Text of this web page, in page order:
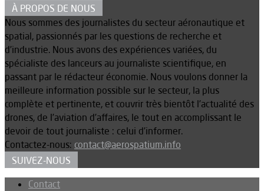
À PROPOS DE NOUS
Nous sommes des journalistes du secteur aéronautique et
spatial, passionnés par les questions de recherche et
d’industrie. Nous avons des expériences variées, du
spécialiste des lanceurs au journaliste scientifique, en
passant par le rédacteur économie. Nous voulons donner la
meilleure information possible sur le secteur, la plus
complète et pertinente, et couvrir très bientôt l’actualité des
drones, de l’aviation d’affaires, le tout en accomplissant le
devoir de tout journaliste : celui d’informer.
Contactez-nous: contact@aerospatium.info
SUIVEZ-NOUS
Contact